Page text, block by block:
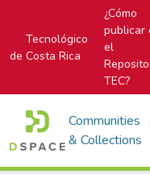
Tecnológico
de Costa Rica
¿Cómo
publicar
el
TEC?
Communities
& Collections